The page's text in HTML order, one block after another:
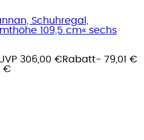
Schuhregal,
109,5 cm« sechs
306,00 €Rabatt- 79,01 €
€